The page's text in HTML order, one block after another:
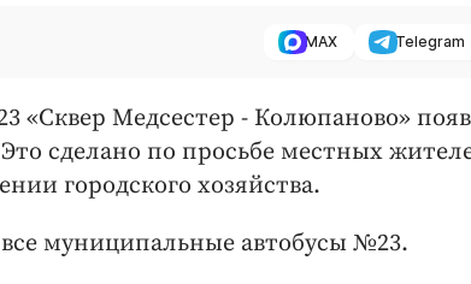
MAX Telegram
«Сквер Медсестер - Колюпаново»
сделано по просьбе местных
городского хозяйства.
все муниципальные автобусы №23.